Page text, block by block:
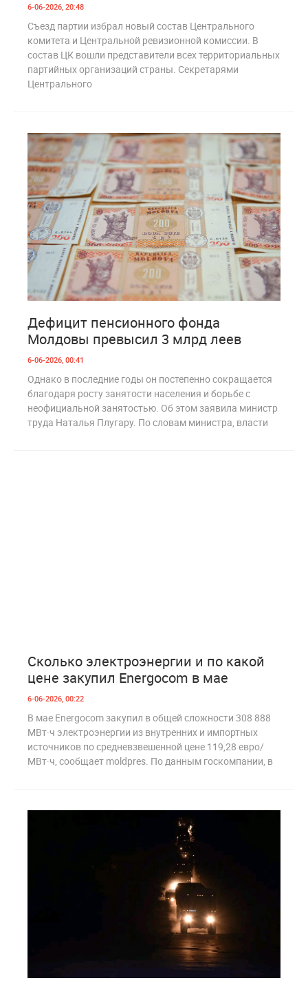
6-06-2026, 20:48
Съезд партии избрал новый состав Центрального
комитета и Центральной ревизионной комиссии. В
состав ЦК вошли представители всех территориальных
партийных организаций страны. Секретарями
Центрального
Дефицит пенсионного фонда
Молдовы превысил 3 млрд леев
6-06-2026, 00:41
Однако в последние годы он постепенно сокращается
благодаря росту занятости населения и борьбе с
неофициальной занятостью. Об этом заявила министр
труда Наталья Плугару. По словам министра, власти
Сколько электроэнергии и по какой
цене закупил Energocom в мае
6-06-2026, 00:22
В мае Energocom закупил в общей сложности 308 888
МВт·ч электроэнергии из внутренних и импортных
источников по средневзвешенной цене 119,28 евро/
МВт·ч, сообщает moldpres. По данным госкомпании, в